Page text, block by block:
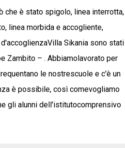
che è stato spigolo, linea interrotta,
linea morbida e accogliente,
Sikania sono stati
Zambito – . Abbiamolavorato per
le nostrescuole e c'è un
è possibile, così comevogliamo
gli alunni dell'istitutocomprensivo